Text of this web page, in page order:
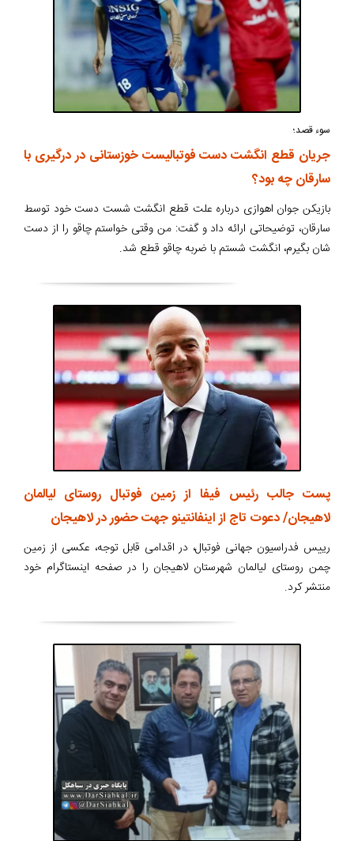
سوء قصد؛
جریان قطع انگشت دست فوتبالیست خوزستانی در درگیری با
سارقان چه بود؟
بازیکن جوان اهوازی درباره علت قطع انگشت شست دست خود توسط
سارقان، توضیحاتی ارائه داد و گفت: من وقتی خواستم چاقو را از دست
شان بگیرم، انگشت شستم با ضربه چاقو قطع شد.
پست جالب رئیس فیفا از زمین فوتبال روستای لیالمان
لاهیجان/ دعوت تاج از اینفانتینو جهت حضور در لاهیجان
رییس فدراسیون جهانی فوتبال، در اقدامی قابل توجه، عکسی از زمین
چمن روستای لیالمان شهرستان لاهیجان را در صفحه اینستاگرام خود
منتشر کرد.